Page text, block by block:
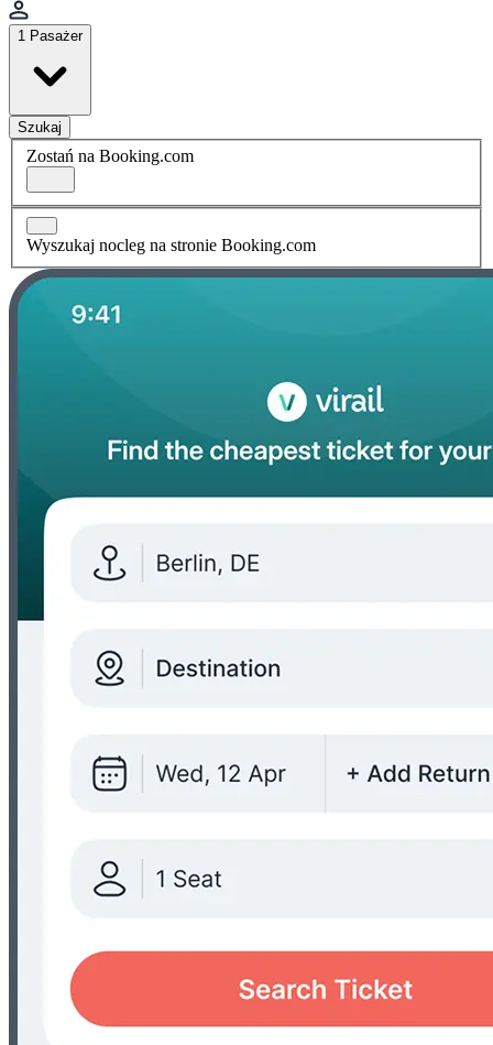
1 Pasażer
Szukaj
Zostań na Booking.com
Wyszukaj nocleg na stronie Booking.com